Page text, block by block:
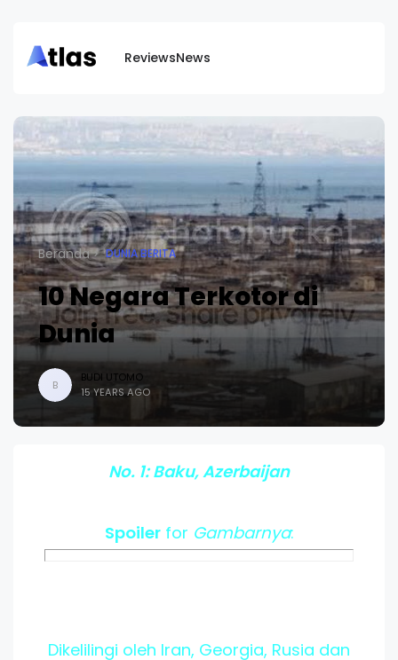
ReviewsNews
Beranda DUNIA BERITA
10 Negara Terkotor di
Dunia
B
BUDI UTOMO
15 YEARS AGO
No. 1: Baku, Azerbaijan
Spoilerfor Gambarnya:
Dikelilingi oleh Iran, Georgia, Rusia dan